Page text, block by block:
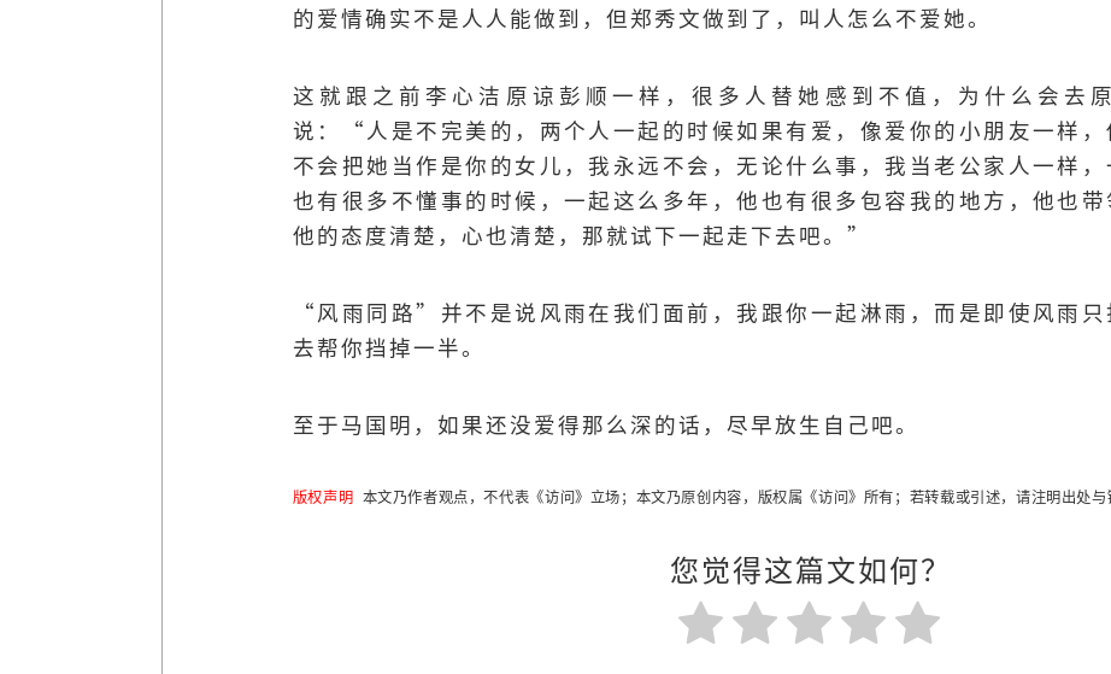
的爱情确实不是人人能做到，但郑秀文做到了，叫人怎么不爱她。
这就跟之前李心洁原谅彭顺一样，很多人替她感到不值，为什么会去
说：“人是不完美的，两个人一起的时候如果有爱，像爱你的小朋友一样
不会把她当作是你的女儿，我永远不会，无论什么事，我当老公家人一样
也有很多不懂事的时候，一起这么多年，他也有很多包容我的地方，他也
他的态度清楚，心也清楚，那就试下一起走下去吧。”
“风雨同路”并不是说风雨在我们面前，我跟你一起淋雨，而是即使风雨
去帮你挡掉一半。
至于马国明，如果还没爱得那么深的话，尽早放生自己吧。
版权声明 本文乃作者观点，不代表《访问》立场；本文乃原创内容，版权属《访问》所有；若转载或引述，请注明出处与
您觉得这篇文如何？